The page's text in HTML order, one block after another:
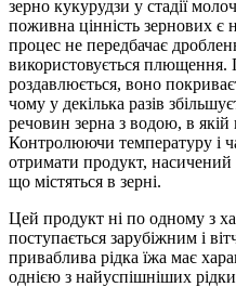
зерно кукурудзи у стадії
поживна цінність зернових
процес не передбачає
використовується
роздавлюється, воно
чому у декілька разів
речовин зерна з водою, в якій
Контролюючи температуру і
отримати продукт,
що містяться в зерні.
Цей продукт ні по одному з
поступається зарубіжним і
приваблива рідка їжа має
однією з найуспішніших